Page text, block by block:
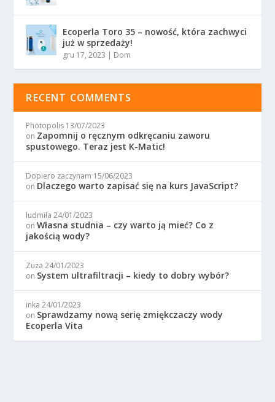
Ecoperla Toro 35 – nowość, która zachwyci
już w sprzedaży!
gru 17, 2023 | Dom
RECENT COMMENTS
Photopolis 13/07/2023
on Zapomnij o ręcznym odkręcaniu zaworu
spustowego. Teraz jest K-Matic!
Dopiero zaczynam 15/06/2023
on Dlaczego warto zapisać się na kurs JavaScript?
ludmiła 24/01/2023
onWłasna studnia – czy warto ją mieć? Co z
jakością wody?
Zuza 24/01/2023
on System ultrafiltracji – kiedy to dobry wybór?
inka 24/01/2023
on Sprawdzamy nową serię zmiękczaczy wody
Ecoperla Vita